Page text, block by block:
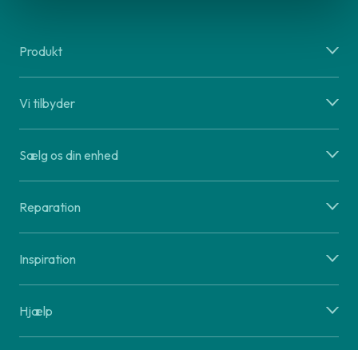
Produkt
Vi tilbyder
Sælg os din enhed
Reparation
Inspiration
Hjælp